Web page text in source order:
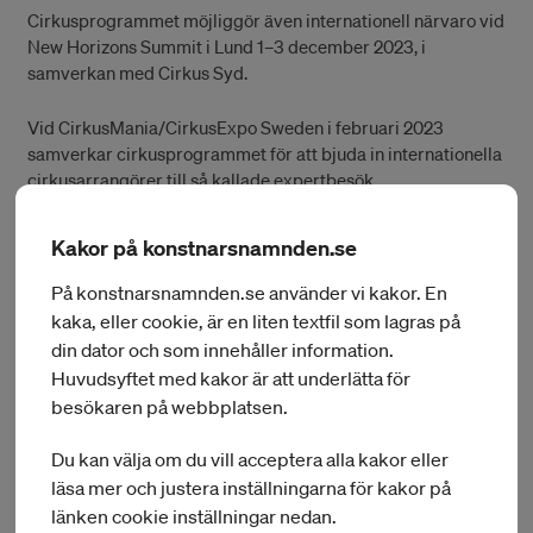
Cirkusprogrammet möjliggör även internationell närvaro vid
New Horizons Summit i Lund 1–3 december 2023, i
samverkan med Cirkus Syd.
Vid CirkusMania/CirkusExpo Sweden i februari 2023
samverkar cirkusprogrammet för att bjuda in internationella
cirkusarrangörer till så kallade expertbesök.
Inom de internationella programmen vid Konstnärsnämnden
genomförs olika satsningar, till exempel:
Expertbesök i Sverige, som kan sökas löpande för att
bjuda in internationella programläggare, producenter och
andra från utlandet som är intresserade av att se
föreställningar i Sverige och träffa scenkonstnärer i syfte
att främja möjlighet till internationella kontakter och
organisation kan kontakta oss för mer information.
Samverkansprojekt: Syftet med samverkan är att stärka
Kakor på konstnarsnamnden.se
På konstnarsnamnden.se använder vi kakor. En
kaka, eller cookie, är en liten textfil som lagras på
din dator och som innehåller information.
Huvudsyftet med kakor är att underlätta för
besökaren på webbplatsen.
Du kan välja om du vill acceptera alla kakor eller
läsa mer och justera inställningarna för kakor på
länken cookie inställningar nedan.